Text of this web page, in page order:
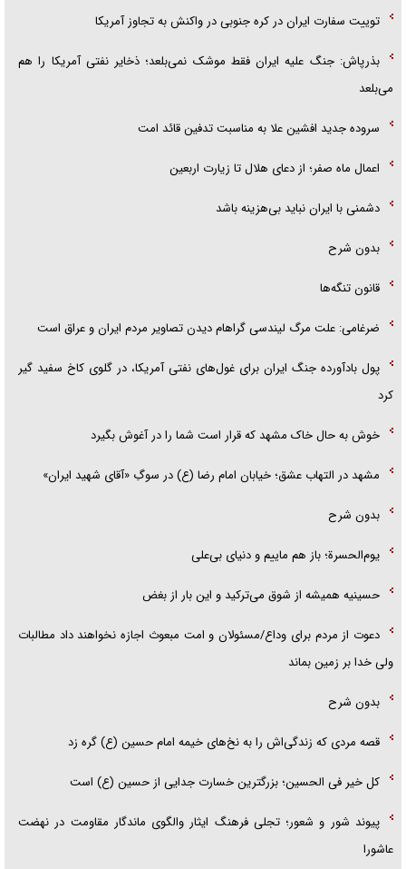
توییت سفارت ایران در کره جنوبی در واکنش به تجاوز آمریکا
بذرپاش: ‏جنگ علیه ایران فقط موشک نمی‌بلعد؛ ذخایر نفتی آمریکا را هم
می‌بلعد
سروده جدید افشین علا به مناسبت تدفین قائد امت
اعمال ماه صفر؛ از دعای هلال تا زیارت اربعین
دشمنی با ایران نباید بی‌هزینه باشد
بدون شرح
قانون تنگه‌ها
ضرغامی: علت مرگ لیندسی گراهام دیدن تصاویر مردم ایران و عراق است
پول بادآورده جنگ ایران برای غول‌های نفتی آمریکا، در گلوی کاخ سفید گیر
کرد
خوش به حال خاک مشهد که قرار است شما را در آغوش بگیرد
مشهد در التهاب عشق؛ خیابان امام رضا (ع) در سوگِ «آقای شهید ایران»
بدون شرح
یوم‌الحسرة؛ باز هم ماییم و دنیای بی‌علی
حسینیه همیشه از شوق می‌ترکید و این بار از بغض
دعوت از مردم برای وداع/مسئولان و امت مبعوث اجازه نخواهند داد مطالبات
ولی خدا بر زمین بماند
بدون شرح
قصه مردی که زندگی‌اش را به نخ‌های خیمه امام حسین (ع) گره زد
کل خیر فی الحسین؛ بزرگترین خسارت جدایی از حسین (ع) است
پیوند شور و شعور؛ تجلی فرهنگ ایثار والگوی ماندگار مقاومت در نهضت
عاشورا